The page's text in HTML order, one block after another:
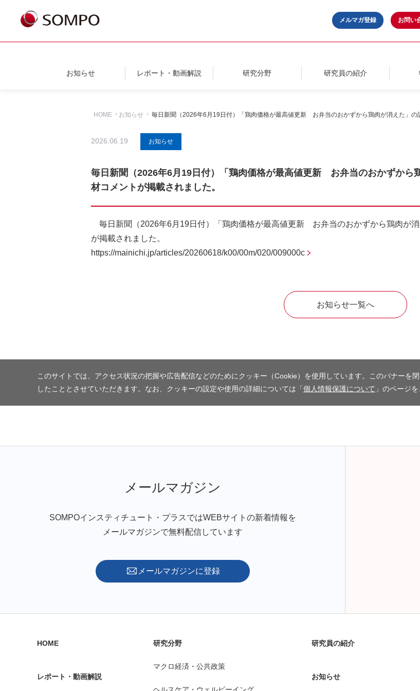
メルマガ登録 お問い
お知らせ レポート・動画解説 研究分野 研究員の紹介
HOME お知らせ 毎日新聞（2026年6月19日付）「鶏肉価格が最高値更新 お弁当のおかずから鶏肉が消えた」の
2026.06.19 お知らせ
毎日新聞（2026年6月19日付）「鶏肉価格が最高値更新 お弁当のおかずから
材コメントが掲載されました。
毎日新聞（2026年6月19日付）「鶏肉価格が最高値更新 お弁当のおかずから鶏肉が
が掲載されました。
https://mainichi.jp/articles/20260618/k00/00m/020/009000c
お知らせ一覧へ
このサイトでは、アクセス状況の把握や広告配信などのためにクッキー（Cookie）を使用しています。このバナーを
したこととさせていただきます。なお、クッキーの設定や使用の詳細については「個人情報保護について 」のページ
メールマガジン
SOMPOインスティチュート・プラスではWEBサイトの新着情報を
メールマガジンで無料配信しています
メールマガジンに登録
HOME
レポート・動画解説
研究分野
マクロ経済・公共政策
ヘルスケア・ウェルビーイング
研究員の紹介
お知らせ